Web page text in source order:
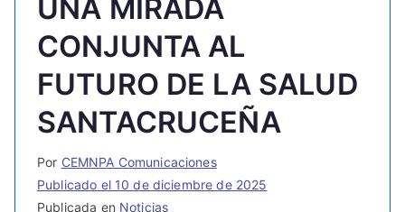
UNA MIRADA
CONJUNTA AL
FUTURO DE LA SALUD
SANTACRUCEÑA
Por CEMNPA Comunicaciones
Publicado el 10 de diciembre de 2025
Publicada en Noticias